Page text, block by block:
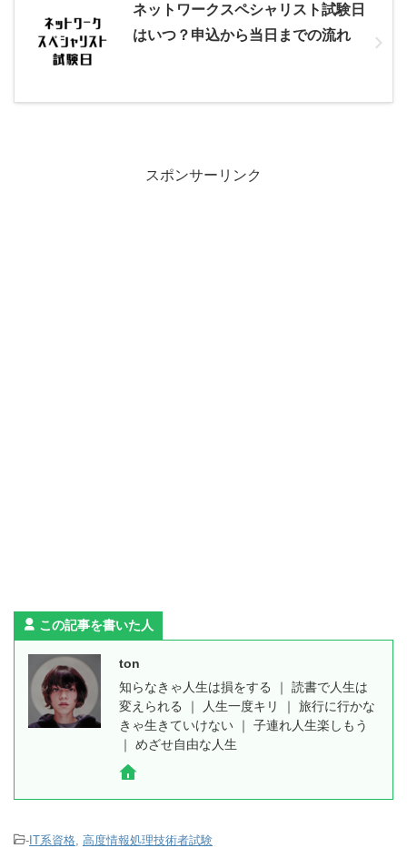
ネットワークスペシャリスト試験日
はいつ？申込から当日までの流れ
スポンサーリンク
この記事を書いた人
ton
知らなきゃ人生は損をする ｜ 読書で人生は
変えられる ｜ 人生一度キリ ｜ 旅行に行かな
きゃ生きていけない ｜ 子連れ人生楽しもう
｜ めざせ自由な人生
- IT系資格 高度情報処理技術者試験